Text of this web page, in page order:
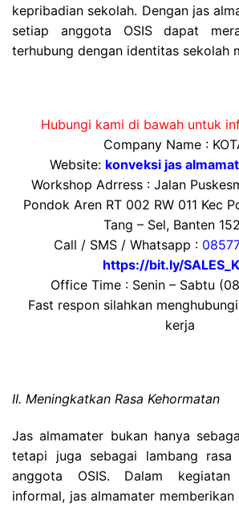
kepribadian sekolah. Dengan jas
setiap anggota OSIS dapat
terhubung dengan identitas sekolah
Hubungi kami di bawah untuk
Company Name :
Website: konveksi jas
Workshop Adrress : Jalan
Pondok Aren RT 002 RW 011 Kec
Tang – Sel, Banten
Call / SMS / Whatsapp :
https://bit.ly/
Office Time : Senin – Sabtu
Fast respon silahkan
kerja
II. Meningkatkan Rasa Kehormatan
Jas almamater bukan hanya
tetapi juga sebagai lambang rasa
anggota OSIS. Dalam
informal, jas almamater memberikan